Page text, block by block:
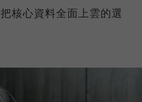
核心資料全面上雲的選